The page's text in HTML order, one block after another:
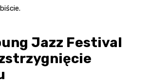
Jazz Festival